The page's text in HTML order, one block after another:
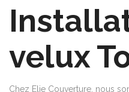
velux
Chez Elie Couverture, nous